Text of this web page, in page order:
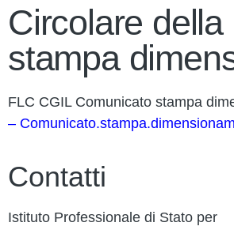
Circolare
stampa
FLC CGIL Comunicato stampa
–
Contatti
Istituto Professionale di Stato per